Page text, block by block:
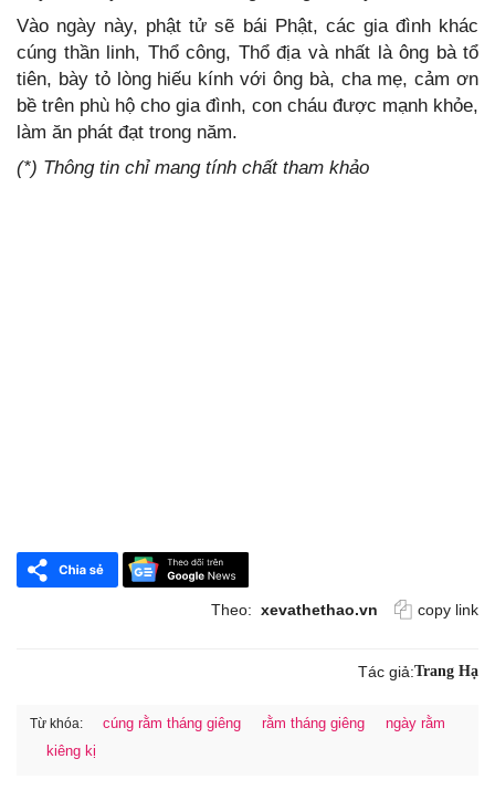
Vào ngày này, phật tử sẽ bái Phật, các gia đình khác
cúng thần linh, Thổ công, Thổ địa và nhất là ông bà tổ
tiên, bày tỏ lòng hiếu kính với ông bà, cha mẹ, cảm ơn
bề trên phù hộ cho gia đình, con cháu được mạnh khỏe,
làm ăn phát đạt trong năm.
(*) Thông tin chỉ mang tính chất tham khảo
Theo: xevathethao.vn copy link
Tác giả:Trang Hạ
Từ khóa: cúng rằm tháng giêng rằm tháng giêng
ngày rằm
kiêng kị